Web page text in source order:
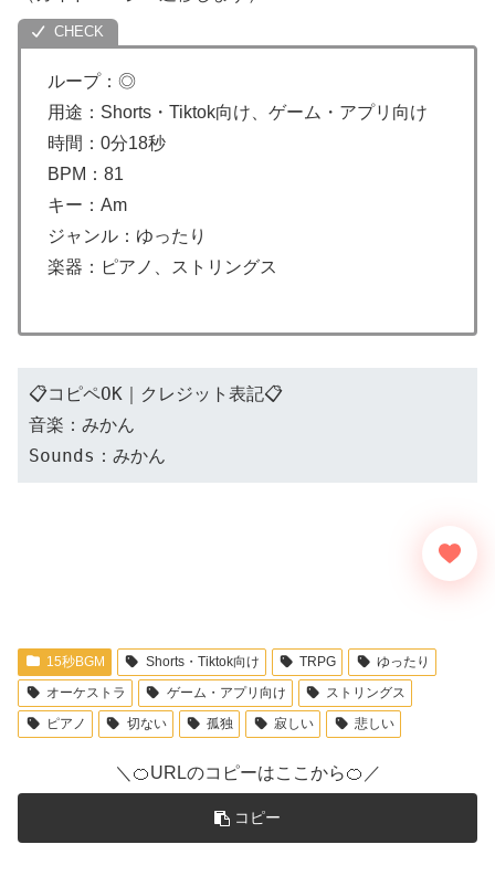
ループ：◎
用途：Shorts・Tiktok向け、ゲーム・アプリ向け
時間：0分18秒
BPM：81
キー：Am
ジャンル：ゆったり
楽器：ピアノ、ストリングス
📋コピペOK｜クレジット表記📋
音楽：みかん
Sounds：みかん
15秒BGM Shorts・Tiktok向け TRPG
ゆったり
オーケストラ
ゲーム・アプリ向け
ストリングス
ピアノ
切ない 孤独 寂しい 悲しい
＼🍊URLのコピーはここから🍊／
コピー